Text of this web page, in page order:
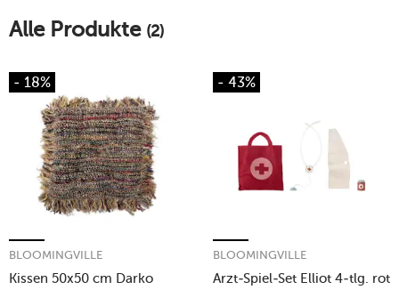
Alle Produkte (2)
- 18%
Kissen 50x50 cm Darko
BLOOMINGVILLE
- 43%
Arzt-Spiel-Set Elliot 4-tlg. rot
BLOOMINGVILLE